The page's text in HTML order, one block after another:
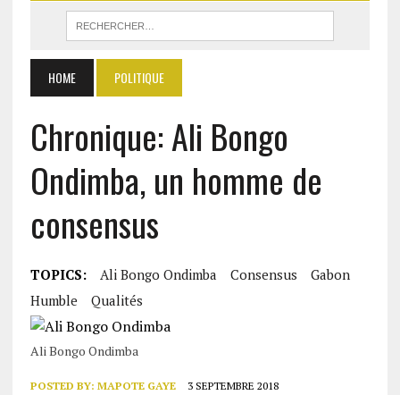
HOME POLITIQUE
Chronique: Ali Bongo
Ondimba, un homme de
consensus
TOPICS: Ali Bongo Ondimba Consensus
Gabon
Humble
Qualités
Ali Bongo Ondimba
POSTED BY: MAPOTE GAYE 3 SEPTEMBRE 2018